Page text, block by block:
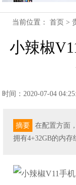
当前位置：首页 >
小辣椒
时间：2020-07-04
摘要
在配置方面
拥有4+32GB的内存